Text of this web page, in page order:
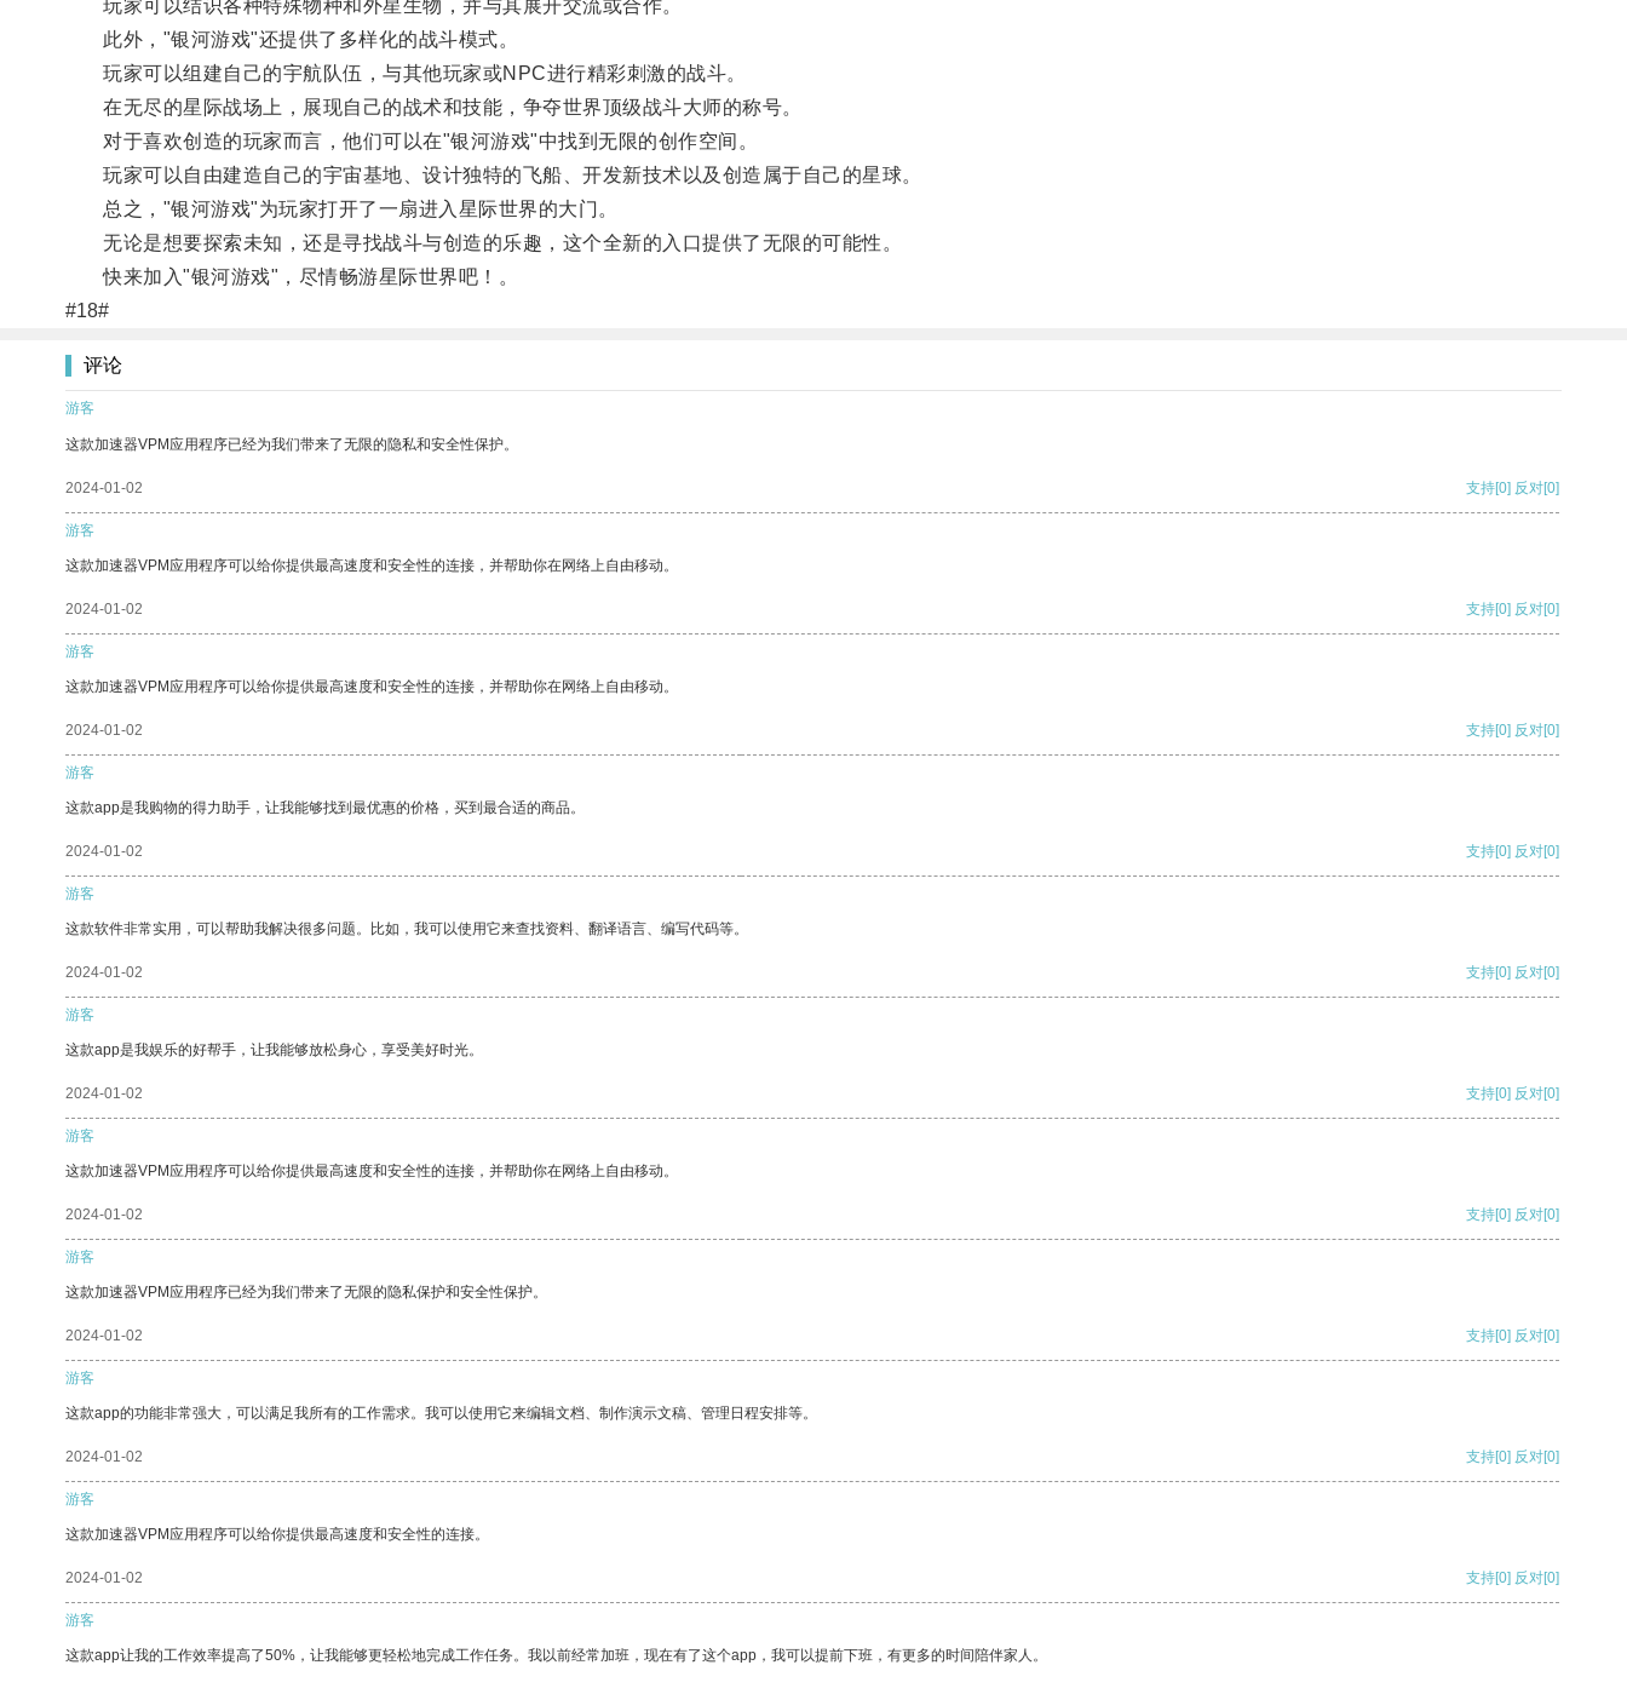
玩家可以结识各种特殊物种和外星生物，并与其展开交流或合作。
此外，"银河游戏"还提供了多样化的战斗模式。
玩家可以组建自己的宇航队伍，与其他玩家或NPC进行精彩刺激的战斗。
在无尽的星际战场上，展现自己的战术和技能，争夺世界顶级战斗大师的称号。
对于喜欢创造的玩家而言，他们可以在"银河游戏"中找到无限的创作空间。
玩家可以自由建造自己的宇宙基地、设计独特的飞船、开发新技术以及创造属于自己的星球。
总之，"银河游戏"为玩家打开了一扇进入星际世界的大门。
无论是想要探索未知，还是寻找战斗与创造的乐趣，这个全新的入口提供了无限的可能性。
快来加入"银河游戏"，尽情畅游星际世界吧！。
#18#
评论
游客
这款加速器VPM应用程序已经为我们带来了无限的隐私和安全性保护。
2024-01-02 支持[0] 反对[0]
游客
这款加速器VPM应用程序可以给你提供最高速度和安全性的连接，并帮助你在网络上自由移动。
2024-01-02 支持[0] 反对[0]
游客
这款加速器VPM应用程序可以给你提供最高速度和安全性的连接，并帮助你在网络上自由移动。
2024-01-02 支持[0] 反对[0]
游客
这款app是我购物的得力助手，让我能够找到最优惠的价格，买到最合适的商品。
2024-01-02 支持[0] 反对[0]
游客
这款软件非常实用，可以帮助我解决很多问题。比如，我可以使用它来查找资料、翻译语言、编写代码等。
2024-01-02 支持[0] 反对[0]
游客
这款app是我娱乐的好帮手，让我能够放松身心，享受美好时光。
2024-01-02 支持[0] 反对[0]
游客
这款加速器VPM应用程序可以给你提供最高速度和安全性的连接，并帮助你在网络上自由移动。
2024-01-02 支持[0] 反对[0]
游客
这款加速器VPM应用程序已经为我们带来了无限的隐私保护和安全性保护。
2024-01-02 支持[0] 反对[0]
游客
这款app的功能非常强大，可以满足我所有的工作需求。我可以使用它来编辑文档、制作演示文稿、管理日程安排等。
2024-01-02 支持[0] 反对[0]
游客
这款加速器VPM应用程序可以给你提供最高速度和安全性的连接。
2024-01-02 支持[0] 反对[0]
游客
这款app让我的工作效率提高了50%，让我能够更轻松地完成工作任务。我以前经常加班，现在有了这个app，我可以提前下班，有更多的时间陪伴家人。